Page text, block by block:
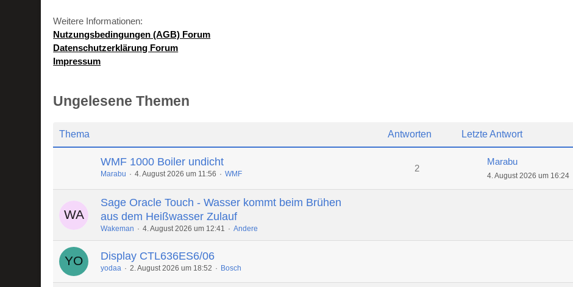
Weitere Informationen:
Nutzungsbedingungen (AGB) Forum
Datenschutzerklärung Forum
Impressum
Ungelesene Themen
Thema Antworten Letzte Antwort
WMF 1000 Boiler undicht
Marabu 4. August 2026 um 11:56 WMF
2
Marabu
4. August 2026 um 16:24
Sage Oracle Touch - Wasser kommt beim Brühen
aus dem Heißwasser Zulauf
Wakeman 4. August 2026 um 12:41 Andere
Display CTL636ES6/06
yodaa 2. August 2026 um 18:52 Bosch